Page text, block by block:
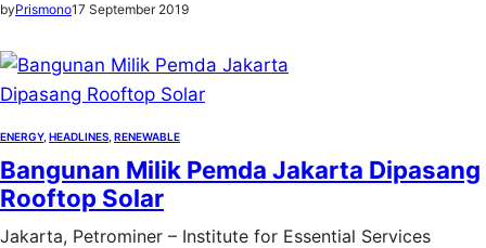
byPrismono17 September 2019
ENERGY, HEADLINES RENEWABLE
Bangunan Milik Pemda Jakarta Dipasang
Rooftop Solar
Jakarta, Petrominer – Institute for Essential Services